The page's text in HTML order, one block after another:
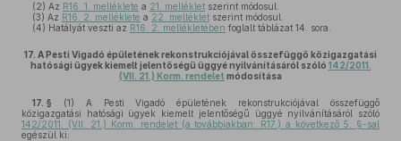
(2) Az R16. 1. melléklete a 21. melléklet szerint módosul.
(3) Az R16. 2. melléklete a 22. melléklet szerint módosul.
(4) Hatályát veszti az R16. 2. mellékletében foglalt táblázat 14. sora.
17. A Pesti Vigadó épületének rekonstrukciójával összefüggő közigazgatási
hatósági ügyek kiemelt jelentőségű üggyé nyilvánításáról szóló 142/2011.
(VII. 21.) Korm. rendelet módosítása
17. § (1) A Pesti Vigadó épületének rekonstrukciójával összefüggő
közigazgatási hatósági ügyek kiemelt jelentőségű üggyé nyilvánításáról szóló
142/2011. (VII. 21.) Korm. rendelet (a továbbiakban: R17.) a következő 5. §-sal
egészül ki: